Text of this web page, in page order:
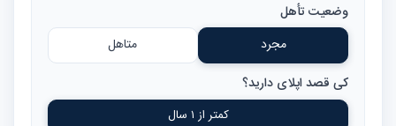
وضعیت تأهل
مجرد
متاهل
کی قصد اپلای دارید؟
کمتر از ۱ سال